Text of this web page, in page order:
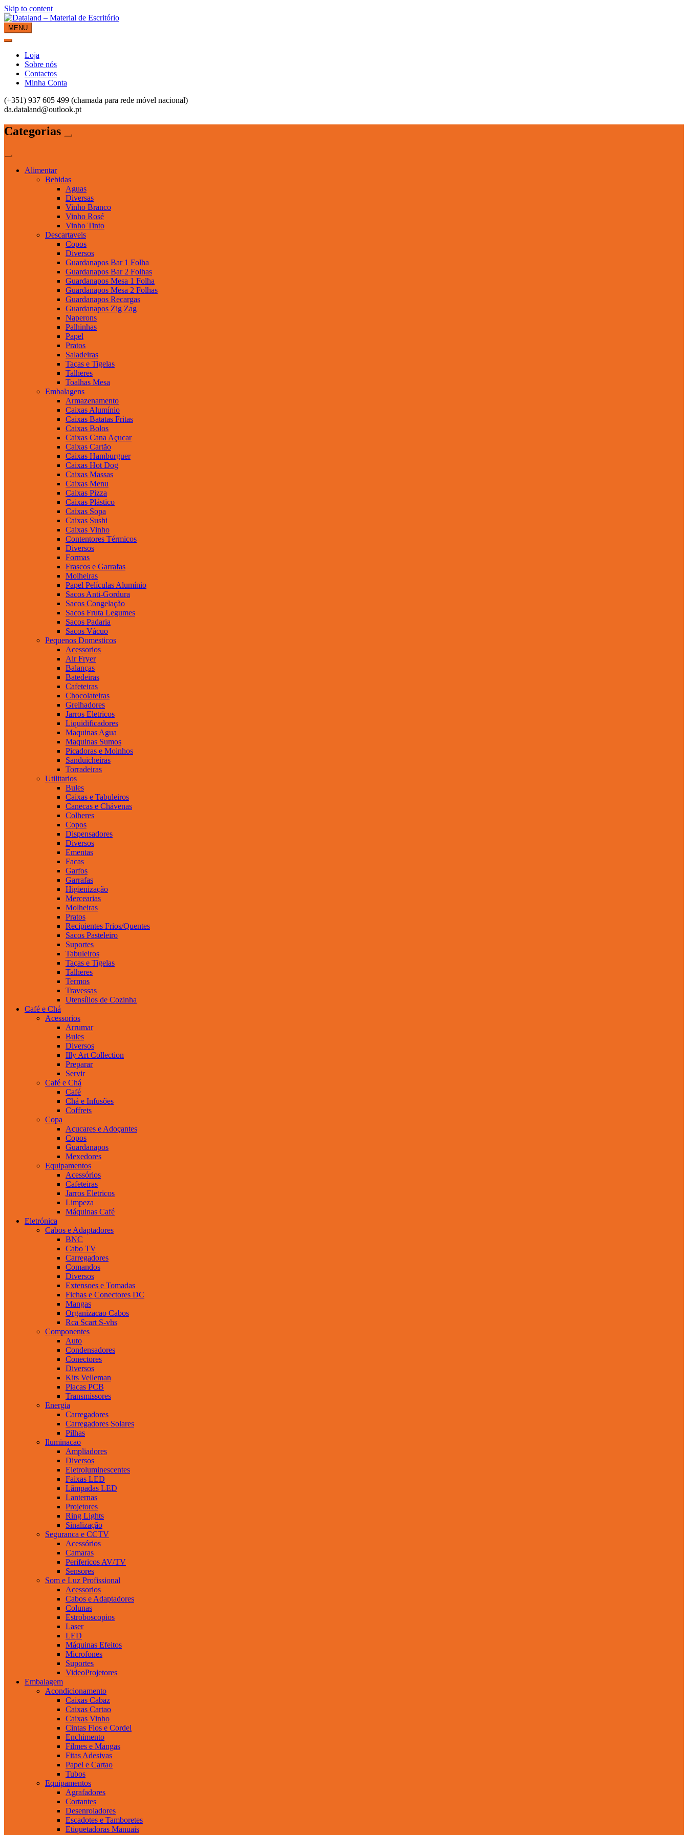
Skip to content
Dataland – Material de Escritório
Material de Escritório
MENU
Loja
Sobre nós
Contactos
Minha Conta
(+351) 937 605 499 (chamada para rede móvel nacional)
da.dataland@outlook.pt
Categorias
Alimentar
Bebidas
Aguas
Diversas
Vinho Branco
Vinho Rosé
Vinho Tinto
Descartaveis
Copos
Diversos
Guardanapos Bar 1 Folha
Guardanapos Bar 2 Folhas
Guardanapos Mesa 1 Folha
Guardanapos Mesa 2 Folhas
Guardanapos Recargas
Guardanapos Zig Zag
Naperons
Palhinhas
Papel
Pratos
Saladeiras
Taças e Tigelas
Talheres
Toalhas Mesa
Embalagens
Armazenamento
Caixas Alumínio
Caixas Batatas Fritas
Caixas Bolos
Caixas Cana Açucar
Caixas Cartão
Caixas Hamburguer
Caixas Hot Dog
Caixas Massas
Caixas Menu
Caixas Pizza
Caixas Plástico
Caixas Sopa
Caixas Sushi
Caixas Vinho
Contentores Térmicos
Diversos
Formas
Frascos e Garrafas
Molheiras
Papel Películas Alumínio
Sacos Anti-Gordura
Sacos Congelação
Sacos Fruta Legumes
Sacos Padaria
Sacos Vácuo
Pequenos Domesticos
Acessorios
Air Fryer
Balanças
Batedeiras
Cafeteiras
Chocolateiras
Grelhadores
Jarros Eletricos
Liquidificadores
Maquinas Agua
Maquinas Sumos
Picadoras e Moinhos
Sanduicheiras
Torradeiras
Utilitarios
Bules
Caixas e Tabuleiros
Canecas e Chávenas
Colheres
Copos
Dispensadores
Diversos
Ementas
Facas
Garfos
Garrafas
Higienização
Mercearias
Molheiras
Pratos
Recipientes Frios/Quentes
Sacos Pasteleiro
Suportes
Tabuleiros
Taças e Tigelas
Talheres
Termos
Travessas
Utensílios de Cozinha
Café e Chá
Acessorios
Arrumar
Bules
Diversos
Illy Art Collection
Preparar
Servir
Café e Chá
Café
Chá e Infusões
Coffrets
Copa
Açucares e Adoçantes
Copos
Guardanapos
Mexedores
Equipamentos
Acessórios
Cafeteiras
Jarros Eletricos
Limpeza
Máquinas Café
Eletrónica
Cabos e Adaptadores
BNC
Cabo TV
Carregadores
Comandos
Diversos
Extensoes e Tomadas
Fichas e Conectores DC
Mangas
Organizacao Cabos
Rca Scart S-vhs
Componentes
Auto
Condensadores
Conectores
Diversos
Kits Velleman
Placas PCB
Transmissores
Energia
Carregadores
Carregadores Solares
Pilhas
Iluminacao
Ampliadores
Diversos
Eletroluminescentes
Faixas LED
Lâmpadas LED
Lanternas
Projetores
Ring Lights
Sinalização
Seguranca e CCTV
Acessórios
Camaras
Perifericos AV/TV
Sensores
Som e Luz Profissional
Acessorios
Cabos e Adaptadores
Colunas
Estroboscopios
Laser
LED
Máquinas Efeitos
Microfones
Suportes
VideoProjetores
Embalagem
Acondicionamento
Caixas Cabaz
Caixas Cartao
Caixas Vinho
Cintas Fios e Cordel
Enchimento
Filmes e Mangas
Fitas Adesivas
Papel e Cartao
Tubos
Equipamentos
Agrafadores
Cortantes
Desenroladores
Escadotes e Tamboretes
Etiquetadoras Manuais